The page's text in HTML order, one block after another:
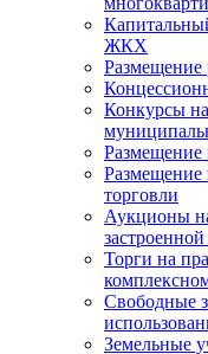
ЖКХ
Размещение
Конкурсы
Размещение
Размещение
торговли
Аукционы
Торги на
Свободные
Земельные